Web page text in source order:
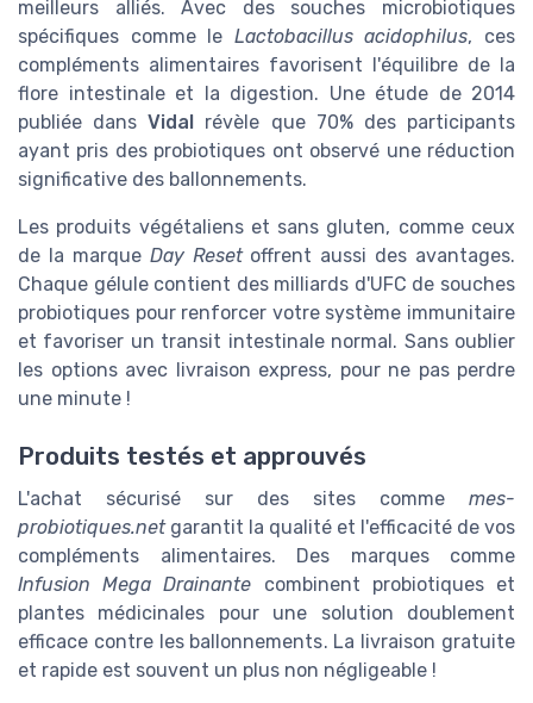
meilleurs alliés. Avec des souches microbiotiques
spécifiques comme le Lactobacillus acidophilus, ces
compléments alimentaires favorisent l'équilibre de la
flore intestinale et la digestion. Une étude de 2014
publiée dansVidal révèle que 70% des participants
ayant pris des probiotiques ont observé une réduction
significative des ballonnements.
Les produits végétaliens et sans gluten, comme ceux
de la marque Day Resetoffrent aussi des avantages.
Chaque gélule contient des milliards d'UFC de souches
probiotiques pour renforcer votre système immunitaire
et favoriser un transit intestinale normal. Sans oublier
les options avec livraison express, pour ne pas perdre
une minute !
Produits testés et approuvés
L'achat sécurisé sur des sites comme mes-
probiotiques.netgarantit la qualité et l'efficacité de vos
compléments alimentaires. Des marques comme
Infusion Mega Drainante combinent probiotiques et
plantes médicinales pour une solution doublement
efficace contre les ballonnements. La livraison gratuite
et rapide est souvent un plus non négligeable !